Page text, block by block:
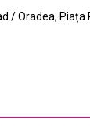
/ Oradea, Piața